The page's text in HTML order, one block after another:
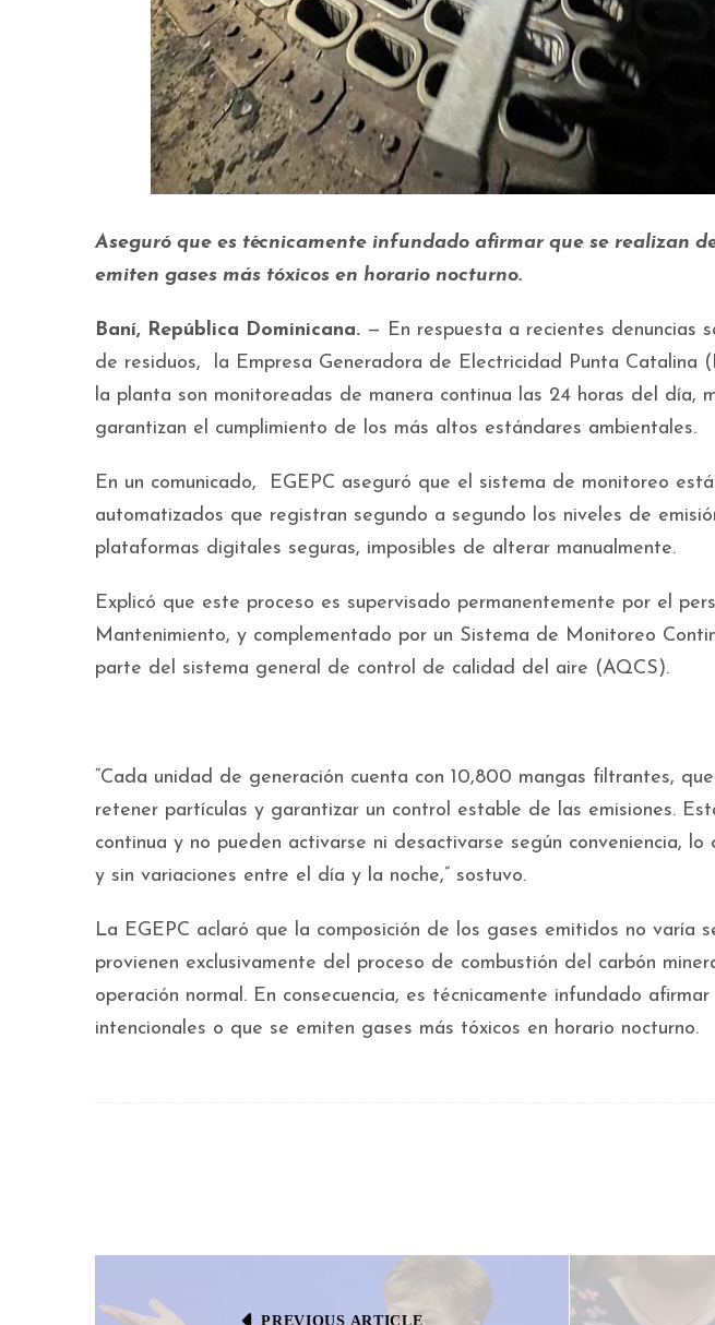
Aseguró que es técnicamente infundado afirmar que se realizan
emiten gases más tóxicos en horario nocturno.
Baní, República Dominicana. — En respuesta a recientes denuncias
de residuos, la Empresa Generadora de Electricidad Punta Catalina
la planta son monitoreadas de manera continua las 24 horas del día,
garantizan el cumplimiento de los más altos estándares ambientales.
En un comunicado, EGEPC aseguró que el sistema de monitoreo
automatizados que registran segundo a segundo los niveles de
plataformas digitales seguras, imposibles de alterar manualmente.
Explicó que este proceso es supervisado permanentemente por el
Mantenimiento, y complementado por un Sistema de Monitoreo
parte del sistema general de control de calidad del aire (AQCS).
“Cada unidad de generación cuenta con 10,800 mangas filtrantes,
retener partículas y garantizar un control estable de las emisiones.
continua y no pueden activarse ni desactivarse según conveniencia,
y sin variaciones entre el día y la noche,” sostuvo.
La EGEPC aclaró que la composición de los gases emitidos no varía
provienen exclusivamente del proceso de combustión del carbón
operación normal. En consecuencia, es técnicamente infundado
intencionales o que se emiten gases más tóxicos en horario nocturno.
PREVIOUS ARTICLE